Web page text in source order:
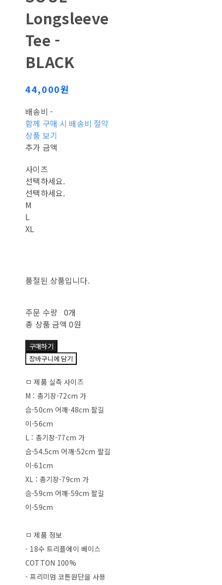
Longsleeve
Tee -
BLACK
44,000원
배송비 -
함께 구매 시 배송비 절약
상품 보기
추가 금액
사이즈
선택하세요.
선택하세요.
M
L
XL
품절된 상품입니다.
주문 수량 0개
총 상품 금액 0원
구매하기
장바구니에 담기
ㅁ 제품 실측 사이즈
M : 총기장-72cm 가
슴-50cm 어깨-48cm 팔길
이-56cm
L : 총기장-77cm 가
슴-54.5cm 어깨-52cm 팔길
이-61cm
XL : 총기장-79cm 가
슴-59cm 어깨-59cm 팔길
이-59cm
ㅁ 제품 정보
- 18수 트리플에이 베이스
COTTON 100%
- 프리미엄 코튼원단을 사용